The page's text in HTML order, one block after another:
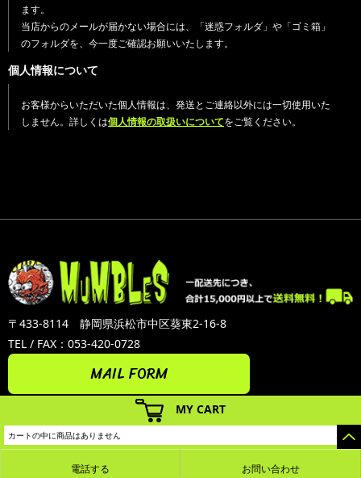
MY CART
カートの中に商品はありません
ます。
当店からのメールが届かない場合には、「迷惑フォルダ」や「ゴミ箱」
のフォルダを、今一度ご確認お願いいたします。
個人情報について
お客様からいただいた個人情報は、発送とご連絡以外には一切使用いた
しません。詳しくは個人情報の取扱いについてをご覧ください。
〒433-8114 静岡県浜松市中区葵東2-16-8
TEL / FAX：053-420-0728
MAIL FORM
カラーミーショップ Copyright (C) 2005-2026 GMOペパボ株式会社All Rights Reserved.
電話する お問い合わせ